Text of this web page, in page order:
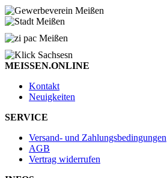
MEISSEN.ONLINE
Kontakt
Neuigkeiten
SERVICE
Versand- und Zahlungsbedingungen
AGB
Vertrag widerrufen